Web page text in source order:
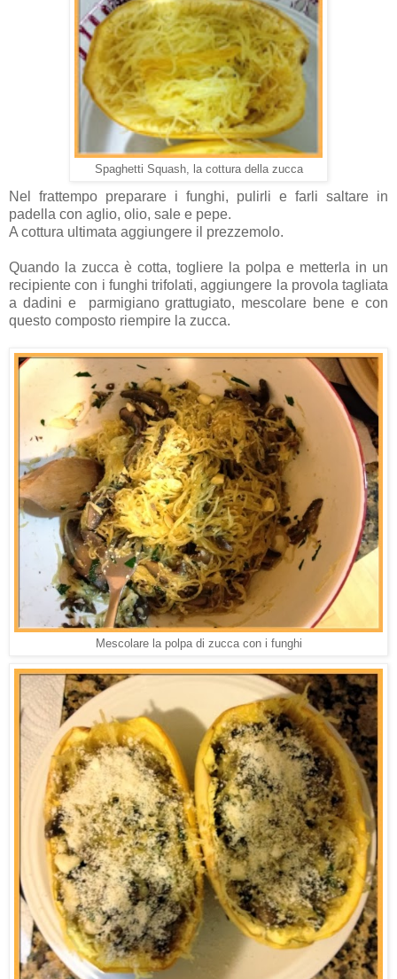
Spaghetti Squash, la cottura della zucca
Nel frattempo preparare i funghi, pulirli e farli saltare in
padella con aglio, olio, sale e pepe.
A cottura ultimata aggiungere il prezzemolo.
Quando la zucca è cotta, togliere la polpa e metterla in un
recipiente con i funghi trifolati, aggiungere la provola tagliata
a dadini e parmigiano grattugiato, mescolare bene e con
questo composto riempire la zucca.
Mescolare la polpa di zucca con i funghi